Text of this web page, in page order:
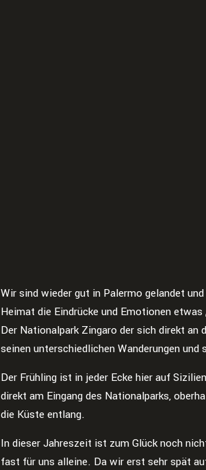
Wir sind wieder gut in Palermo gelandet
Heimat die Eindrücke und Emotionen etwas
Der Nationalpark Zingaro der sich direkt
seinen unterschiedlichen Wanderungen und
Der Frühling ist in jeder Ecke hier auf
direkt am Eingang des Nationalparks,
die Küste entlang.
In dieser Jahreszeit ist zum Glück noch
fast für uns alleine. Da wir erst sehr spät